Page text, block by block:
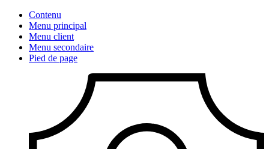
Contenu
Menu principal
Menu client
Menu secondaire
Pied de page